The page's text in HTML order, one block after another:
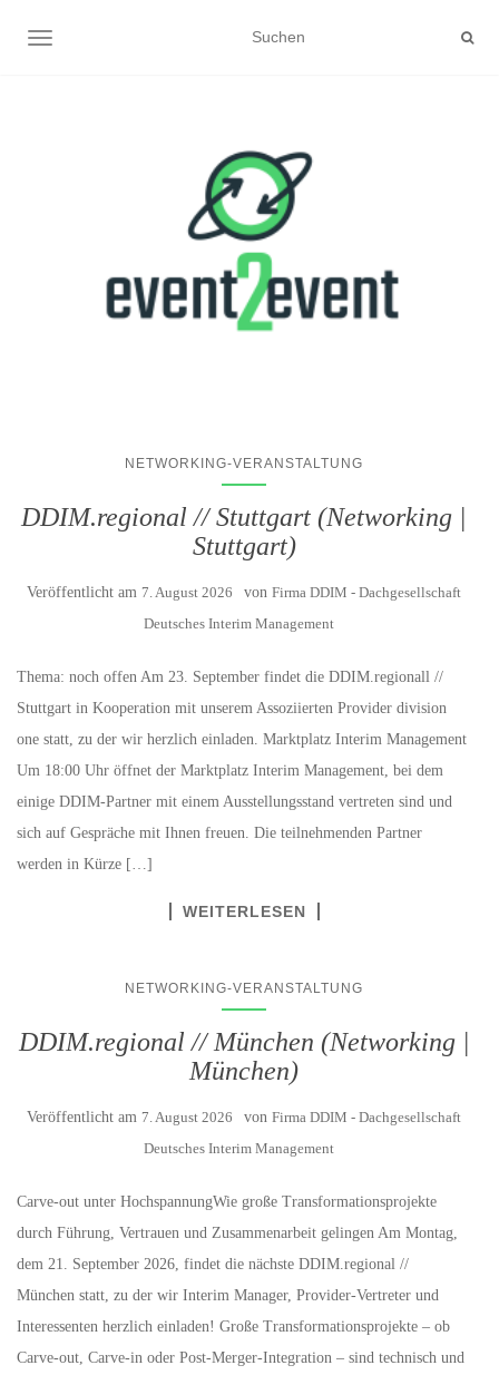
NAVIGATION UMSCHALTEN
NETWORKING-VERANSTALTUNG
DDIM.regional // Stuttgart (Networking |
Stuttgart)
Veröffentlicht am 7. August 2026 von Firma DDIM - Dachgesellschaft
Deutsches Interim Management
Thema: noch offen Am 23. September findet die DDIM.regionall //
Stuttgart in Kooperation mit unserem Assoziierten Provider division
one statt, zu der wir herzlich einladen. Marktplatz Interim Management
Um 18:00 Uhr öffnet der Marktplatz Interim Management, bei dem
einige DDIM-Partner mit einem Ausstellungsstand vertreten sind und
sich auf Gespräche mit Ihnen freuen. Die teilnehmenden Partner
werden in Kürze […]
WEITERLESEN
NETWORKING-VERANSTALTUNG
DDIM.regional // München (Networking |
München)
Veröffentlicht am 7. August 2026 von Firma DDIM - Dachgesellschaft
Deutsches Interim Management
Carve-out unter HochspannungWie große Transformationsprojekte
durch Führung, Vertrauen und Zusammenarbeit gelingen Am Montag,
dem 21. September 2026, findet die nächste DDIM.regional //
München statt, zu der wir Interim Manager, Provider-Vertreter und
Interessenten herzlich einladen! Große Transformationsprojekte – ob
Carve-out, Carve-in oder Post-Merger-Integration – sind technisch und